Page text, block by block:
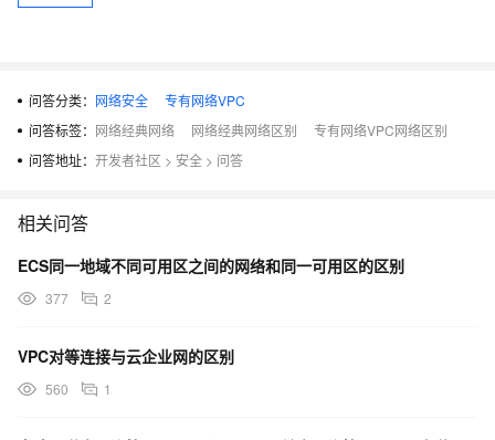
问答分类： 网络安全
专有网络VPC
问答标签： 网络经典网络 网络经典网络区别
专有网络VPC网络区别
问答地址： 开发者社区 > 安全 > 问答
相关问答
ECS同一地域不同可用区之间的网络和同一可用区的区别
377 2
VPC对等连接与云企业网的区别
560 1